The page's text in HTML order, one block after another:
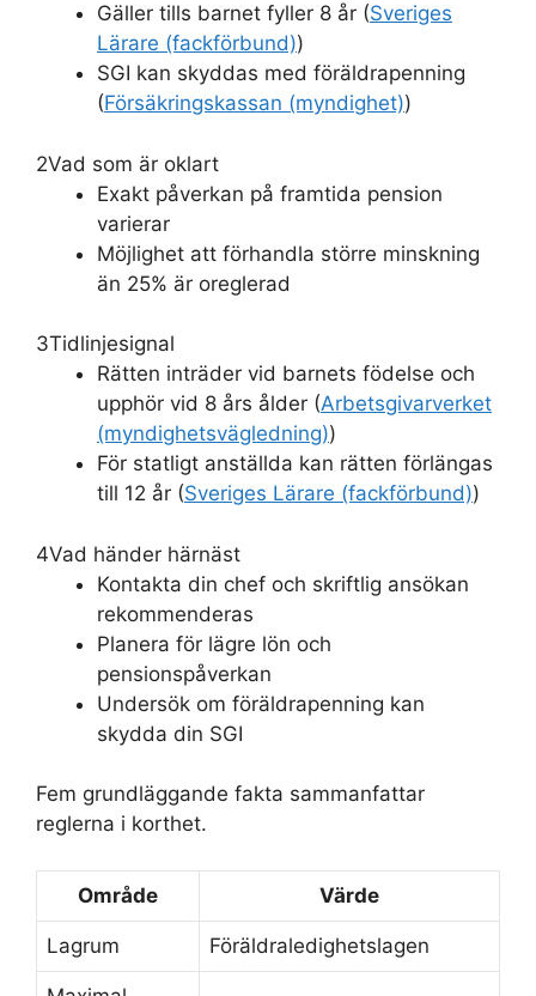
Gäller tills barnet fyller 8 år (Sveriges
Lärare (fackförbund))
SGI kan skyddas med föräldrapenning
(Försäkringskassan (myndighet))
2Vad som är oklart
Exakt påverkan på framtida pension
varierar
Möjlighet att förhandla större minskning
än 25% är oreglerad
3Tidlinjesignal
Rätten inträder vid barnets födelse och
upphör vid 8 års ålder (Arbetsgivarverket
(myndighetsvägledning))
För statligt anställda kan rätten förlängas
till 12 år (Sveriges Lärare (fackförbund))
4Vad händer härnäst
Kontakta din chef och skriftlig ansökan
rekommenderas
Planera för lägre lön och
pensionspåverkan
Undersök om föräldrapenning kan
skydda din SGI
Fem grundläggande fakta sammanfattar
reglerna i korthet.
Område Värde
Lagrum Föräldraledighetslagen